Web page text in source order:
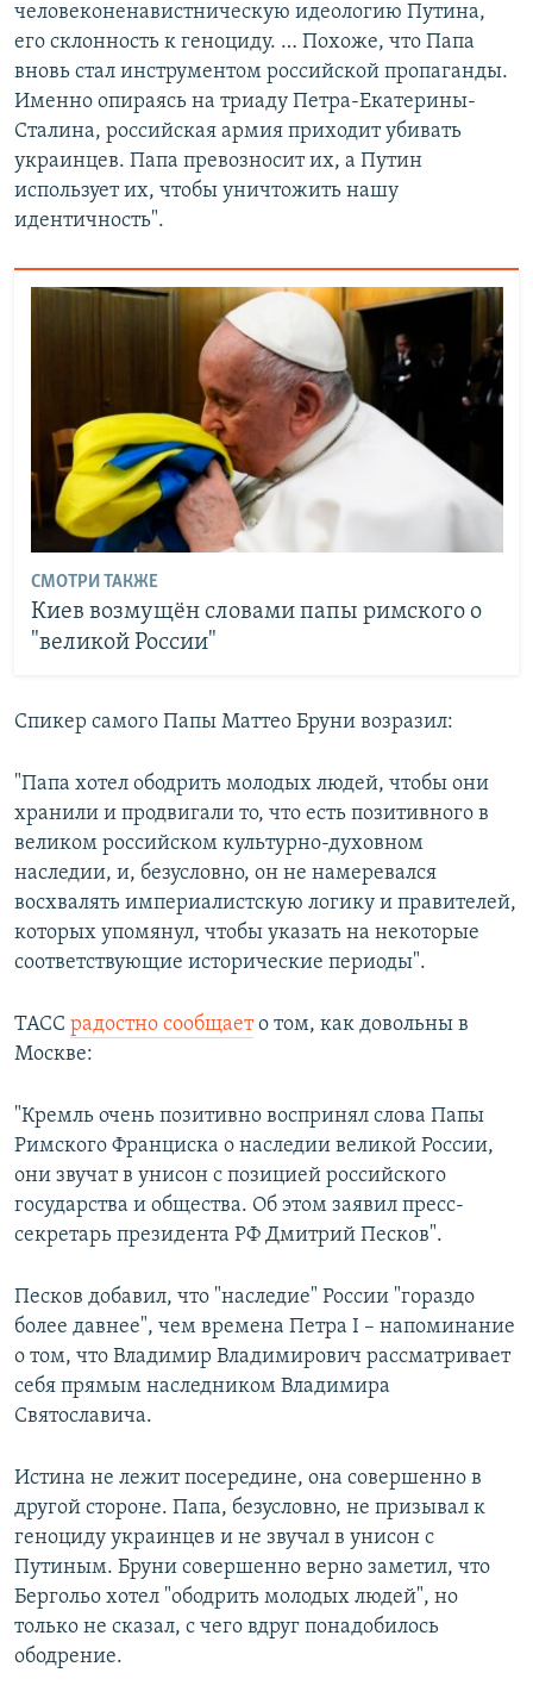
человеконенавистническую идеологию Путина,
его склонность к геноциду. … Похоже, что Папа
вновь стал инструментом российской пропаганды.
Именно опираясь на триаду Петра-Екатерины-
Сталина, российская армия приходит убивать
украинцев. Папа превозносит их, а Путин
использует их, чтобы уничтожить нашу
идентичность".
СМОТРИ ТАКЖЕ
Киев возмущён словами папы римского о
"великой России"
Спикер самого Папы Маттео Бруни возразил:
"Папа хотел ободрить молодых людей, чтобы они
хранили и продвигали то, что есть позитивного в
великом российском культурно-духовном
наследии, и, безусловно, он не намеревался
восхвалять империалистскую логику и правителей,
которых упомянул, чтобы указать на некоторые
соответствующие исторические периоды".
ТАСС радостно сообщаето том, как довольны в
Москве:
"Кремль очень позитивно воспринял слова Папы
Римского Франциска о наследии великой России,
они звучат в унисон с позицией российского
государства и общества. Об этом заявил пресс-
секретарь президента РФ Дмитрий Песков".
Песков добавил, что "наследие" России "гораздо
более давнее", чем времена Петра I – напоминание
о том, что Владимир Владимирович рассматривает
себя прямым наследником Владимира
Святославича.
Истина не лежит посередине, она совершенно в
другой стороне. Папа, безусловно, не призывал к
геноциду украинцев и не звучал в унисон с
Путиным. Бруни совершенно верно заметил, что
Бергольо хотел "ободрить молодых людей", но
только не сказал, с чего вдруг понадобилось
ободрение.